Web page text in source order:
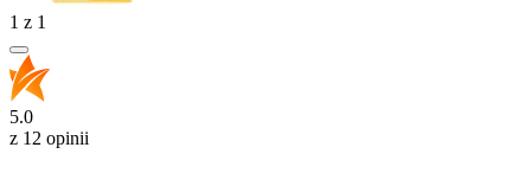
1 z 1
5.0
z 12 opinii